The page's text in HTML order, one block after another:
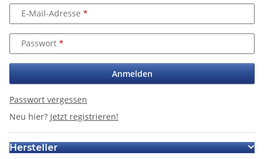
E-Mail-Adresse
Passwort
Anmelden
Passwort vergessen
Neu hier? Jetzt registrieren!
Hersteller